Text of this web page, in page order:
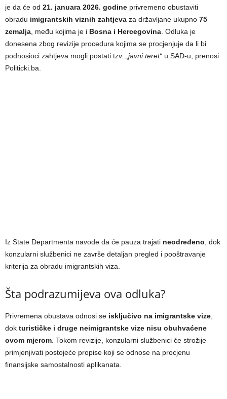
je da će od 21. januara 2026. godine privremeno obustaviti
obradu imigrantskih viznih zahtjeva za državljane ukupno 75
zemalja , među kojima je i Bosna i Hercegovina . Odluka je
donesena zbog revizije procedura kojima se procjenjuje da li bi
podnosioci zahtjeva mogli postati tzv.
„javni teret“ u SAD-u, prenosi
Politicki.ba.
Iz State Departmenta navode da će pauza trajati neodređeno , dok
konzularni službenici ne završe detaljan pregled i pooštravanje
kriterija za obradu imigrantskih viza.
Šta podrazumijeva ova odluka?
Privremena obustava odnosi se isključivo na imigrantske vize
dok turističke i druge neimigrantske vize nisu obuhvaćene
ovom mjerom . Tokom revizije, konzularni službenici će strožije
primjenjivati postojeće propise koji se odnose na procjenu
finansijske samostalnosti aplikanata.